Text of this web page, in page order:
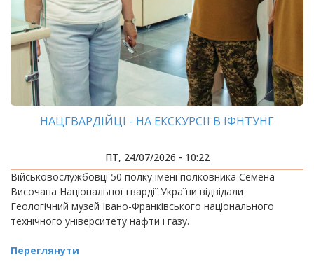
НАЦГВАРДІЙЦІ - НА ЕКСКУРСІЇ В ІФНТУНГ
ПТ, 24/07/2026 - 10:22
Військовослужбовці 50 полку імені полковника Семена
Височана Національної гвардії України відвідали
Геологічний музей Івано-Франківського національного
технічного університету нафти і газу.
Переглянути